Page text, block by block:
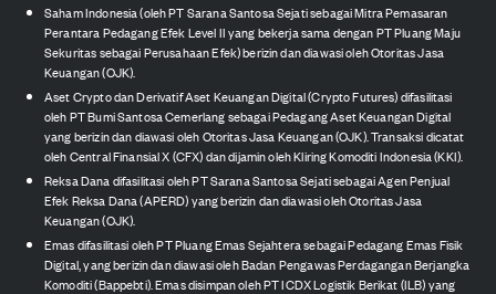
Saham Indonesia (oleh PT Sarana Santosa Sejati sebagai Mitra Pemasaran
Perantara Pedagang Efek Level II yang bekerja sama dengan PT Pluang Maju
Sekuritas sebagai Perusahaan Efek) berizin dan diawasi oleh Otoritas Jasa
Keuangan (OJK).
Aset Crypto dan Derivatif Aset Keuangan Digital (Crypto Futures) difasilitasi
oleh PT Bumi Santosa Cemerlang sebagai Pedagang Aset Keuangan Digital
yang berizin dan diawasi oleh Otoritas Jasa Keuangan (OJK). Transaksi dicatat
oleh Central Finansial X (CFX) dan dijamin oleh Kliring Komoditi Indonesia (KKI).
Reksa Dana difasilitasi oleh PT Sarana Santosa Sejati sebagai Agen Penjual
Efek Reksa Dana (APERD) yang berizin dan diawasi oleh Otoritas Jasa
Keuangan (OJK).
Emas difasilitasi oleh PT Pluang Emas Sejahtera sebagai Pedagang Emas Fisik
Digital, yang berizin dan diawasi oleh Badan Pengawas Perdagangan Berjangka
Komoditi (Bappebti). Emas disimpan oleh PT ICDX Logistik Berikat (ILB) yang